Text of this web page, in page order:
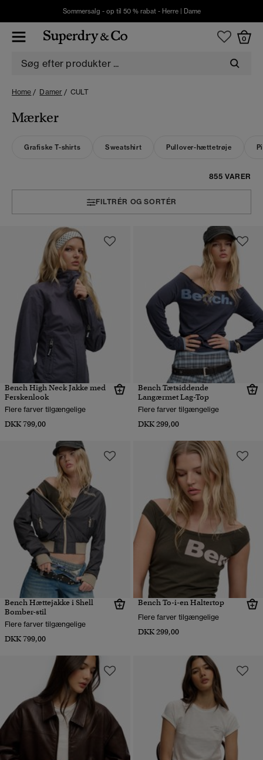
Sommersalg - op til 50 % rabat - Herre| Dame
0
Home Damer CULT
Mærker
Grafiske T-shirts Sweatshirt Pullover-hættetrøje
855 VARER
FILTRÉR OG SORTÉR
Bench High Neck Jakke med
Ferskenlook
Flere farver tilgængelige
DKK 799,00
Bench Tætsiddende
Langærmet Lag-Top
Flere farver tilgængelige
DKK 299,00
Bench Hættejakke i Shell
Bomber-stil
Flere farver tilgængelige
DKK 799,00
Bench To-i-en Haltertop
Flere farver tilgængelige
DKK 299,00